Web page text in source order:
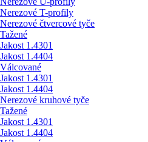
Nerezové T-profily
Nerezové čtvercové tyče
Tažené
Jakost 1.4301
Jakost 1.4404
Válcované
Jakost 1.4301
Jakost 1.4404
Nerezové kruhové tyče
Tažené
Jakost 1.4301
Jakost 1.4404